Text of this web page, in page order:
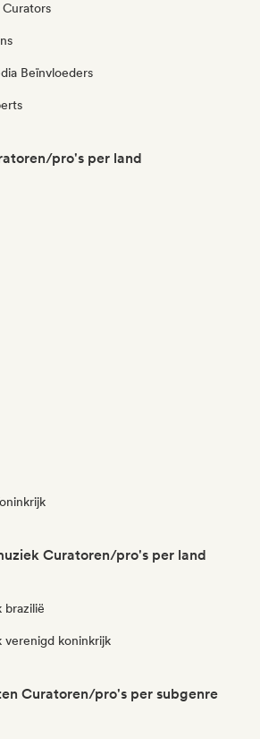
Beïnvloeders
pro's per land
Curatoren/pro's per land
brazilië
verenigd koninkrijk
Curatoren/pro's per subgenre